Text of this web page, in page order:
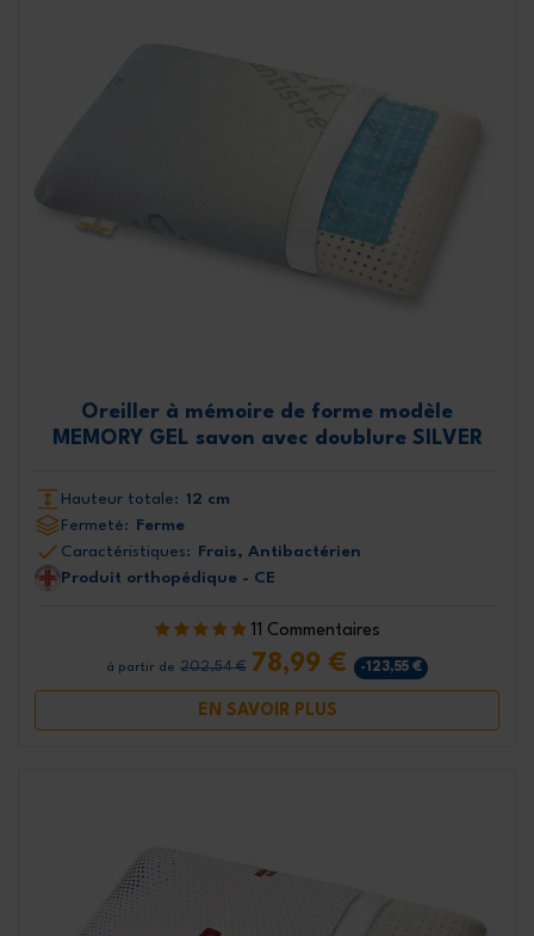
Oreiller à mémoire de forme modèle
MEMORY GEL savon avec doublure SILVER
Hauteur totale: 12 cm
Fermeté: Ferme
Caractéristiques: Frais, Antibactérien
Produit orthopédique - CE
11 Commentaires
à partir de 202,54 € 78,99 € -123,55 €
EN SAVOIR PLUS